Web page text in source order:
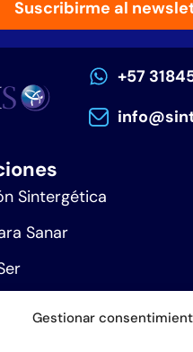
Gestionar
Suscribirme al
+57
Sintergética
Sanar